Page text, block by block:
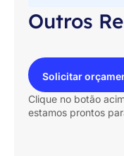
Outros
Solicitar
Clique no botão
estamos prontos